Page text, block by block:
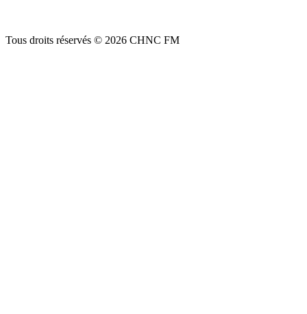
Tous droits réservés © 2026 CHNC FM